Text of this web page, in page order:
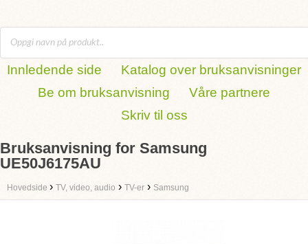
Innledende side
Katalog over bruksanvisninger
Be om bruksanvisning
Våre partnere
Skriv til oss
Bruksanvisning for Samsung
UE50J6175AU
Hovedside › TV, video, audio › TV-er › Samsung